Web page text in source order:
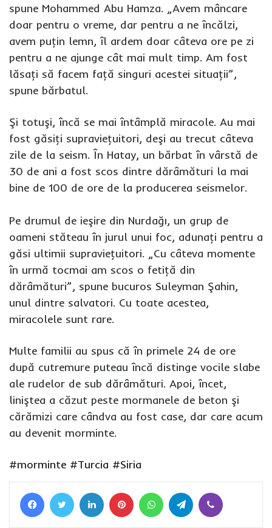
spune Mohammed Abu Hamza. „Avem mâncare
doar pentru o vreme, dar pentru a ne încălzi,
avem puţin lemn, îl ardem doar câteva ore pe zi
pentru a ne ajunge cât mai mult timp. Am fost
lăsaţi să facem faţă singuri acestei situaţii”,
spune bărbatul.
Şi totuşi, încă se mai întâmplă miracole. Au mai
fost găsiţi supravieţuitori, deşi au trecut câteva
zile de la seism. În Hatay, un bărbat în vârstă de
30 de ani a fost scos dintre dărâmături la mai
bine de 100 de ore de la producerea seismelor.
Pe drumul de ieşire din Nurdağı, un grup de
oameni stăteau în jurul unui foc, adunaţi pentru a
găsi ultimii supravieţuitori. „Cu câteva momente
în urmă tocmai am scos o fetiţă din
dărâmături”, spune bucuros Suleyman Şahin,
unul dintre salvatori. Cu toate acestea,
miracolele sunt rare.
Multe familii au spus că în primele 24 de ore
după cutremure puteau încă distinge vocile slabe
ale rudelor de sub dărâmături. Apoi, încet,
liniştea a căzut peste mormanele de beton şi
cărămizi care cândva au fost case, dar care acum
au devenit morminte.
#morminte #Turcia #Siria
FacebookTwitter LinkedIn Pinterest WhatsAppTelegram